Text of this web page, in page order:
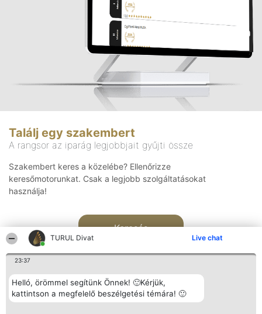
TURUL Divat Live chat
23:37
Helló, örömmel segítünk Önnek! 🙂Kérjük,
kattintson a megfelelő beszélgetési témára! 🙂
Találj egy szakembert
A rangsor az iparág legjobbjait gyűjti össze
Szakembert keres a közelébe? Ellenőrizze
keresőmotorunkat. Csak a legjobb szolgáltatásokat
használja!
Keresés